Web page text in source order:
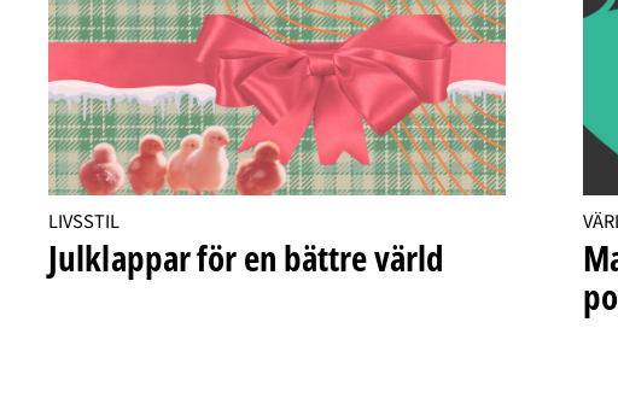
LIVSSTIL
Julklappar för en bättre värld